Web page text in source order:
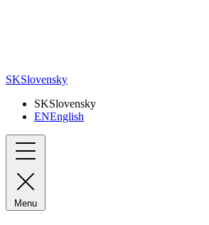
SKSlovensky
SKSlovensky
ENEnglish
Menu